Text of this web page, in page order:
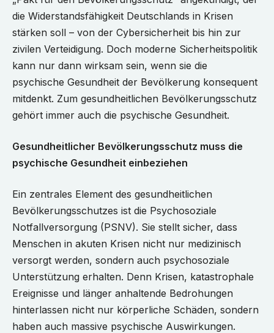
die Widerstandsfähigkeit Deutschlands in Krisen
stärken soll – von der Cybersicherheit bis hin zur
zivilen Verteidigung. Doch moderne Sicherheitspolitik
kann nur dann wirksam sein, wenn sie die
psychische Gesundheit der Bevölkerung konsequent
mitdenkt. Zum gesundheitlichen Bevölkerungsschutz
gehört immer auch die psychische Gesundheit.
Gesundheitlicher Bevölkerungsschutz muss die
psychische Gesundheit einbeziehen
Ein zentrales Element des gesundheitlichen
Bevölkerungsschutzes ist die Psychosoziale
Notfallversorgung (PSNV). Sie stellt sicher, dass
Menschen in akuten Krisen nicht nur medizinisch
versorgt werden, sondern auch psychosoziale
Unterstützung erhalten. Denn Krisen, katastrophale
Ereignisse und länger anhaltende Bedrohungen
hinterlassen nicht nur körperliche Schäden, sondern
haben auch massive psychische Auswirkungen.